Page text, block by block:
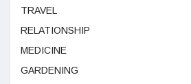
TRAVEL
RELATIONSHIP
MEDICINE
GARDENING